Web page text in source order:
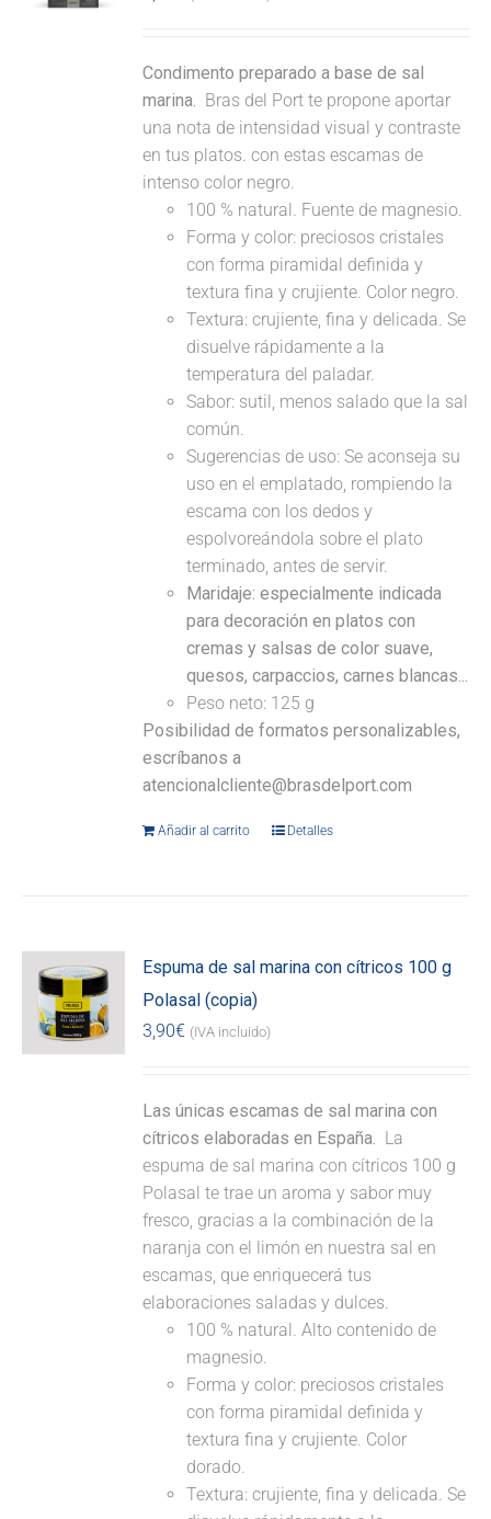
Condimento preparado a base de sal
marina. Bras del Port te propone aportar
una nota de intensidad visual y contraste
en tus platos. con estas escamas de
intenso color negro.
100 % natural. Fuente de magnesio.
Forma y color: preciosos cristales
con forma piramidal definida y
textura fina y crujiente. Color negro.
Textura: crujiente, fina y delicada. Se
disuelve rápidamente a la
temperatura del paladar.
Sabor: sutil, menos salado que la sal
común.
Sugerencias de uso: Se aconseja su
uso en el emplatado, rompiendo la
escama con los dedos y
espolvoreándola sobre el plato
terminado, antes de servir.
Maridaje: especialmente indicada
para decoración en platos con
cremas y salsas de color suave,
quesos, carpaccios, carnes blancas...
Peso neto: 125 g
Posibilidad de formatos personalizables,
escríbanos a
atencionalcliente@brasdelport.com
Añadir al carrito Detalles
Espuma de sal marina con cítricos 100 g
Polasal (copia)
3,90€ (IVA incluido)
Las únicas escamas de sal marina con
cítricos elaboradas en España. La
espuma de sal marina con cítricos 100 g
Polasal te trae un aroma y sabor muy
fresco, gracias a la combinación de la
naranja con el limón en nuestra sal en
escamas, que enriquecerá tus
elaboraciones saladas y dulces.
100 % natural. Alto contenido de
magnesio.
Forma y color: preciosos cristales
con forma piramidal definida y
textura fina y crujiente. Color
dorado.
Textura: crujiente, fina y delicada. Se